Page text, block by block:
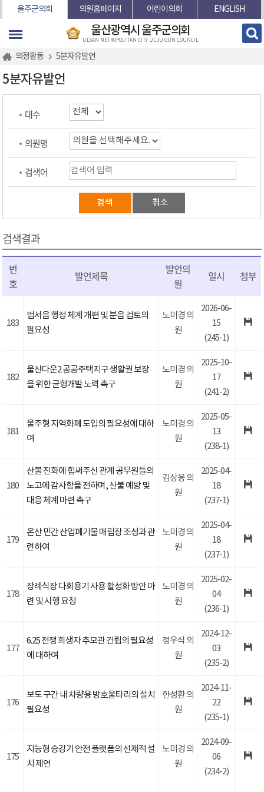
본문바로가기
울주군의회 의원홈페이지 어린이의회 ENGLISH
울산광역시 울주군의회
ULSAN METROPOLITAN CITY ULJU GUN COUNCIL
의정활동 5분자유발언
5분자유발언
대수
의원명
검색어
검색결과
번
호
발언제목
발언의
원
일시 첨부
183
범서읍 행정 체계 개편 및 분읍 검토의
필요성
노미경 의
원
2026-06-
15
(245-1)
182
울산다운2 공공주택지구 생활권 보장
을 위한 균형개발 노력 촉구
노미경 의
원
2025-10-
17
(241-2)
181
울주형 지역화폐 도입의 필요성에 대하
여
노미경 의
원
2025-05-
13
(238-1)
180
산불 진화에 힘써주신 관계 공무원들의
노고에 감사함을 전하며, 산불 예방 및
대응 체계 마련 촉구
김상용 의
원
2025-04-
18
(237-1)
179
온산 민간 산업폐기물 매립장 조성과 관
련하여
노미경 의
원
2025-04-
18
(237-1)
178
장례식장 다회용기 사용 활성화 방안 마
련 및 시행 요청
노미경 의
원
2025-02-
04
(236-1)
177
6.25 전쟁 희생자 추모관 건립의 필요성
에 대하여
정우식 의
원
2024-12-
03
(235-2)
176
보도 구간 내 차량용 방호울타리의 설치
필요성
한성환 의
원
2024-11-
22
(235-1)
175
지능형 승강기 안전 플랫폼의 선제적 설
치 제언
노미경 의
원
2024-09-
06
(234-2)